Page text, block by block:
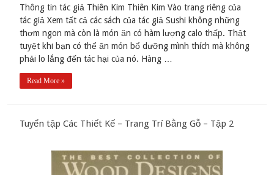
Thông tin tác giả Thiên Kim Thiên Kim Vào trang riêng của
tác giả Xem tất cả các sách của tác giả Sushi không những
thơm ngon mà còn là món ăn có hàm lượng calo thấp. Thật
tuyệt khi bạn có thể ăn món bổ dưỡng mình thích mà không
phải lo lắng đến tác hại của nó. Hàng …
Read More »
Tuyển tập Các Thiết Kế – Trang Trí Bằng Gỗ – Tập 2